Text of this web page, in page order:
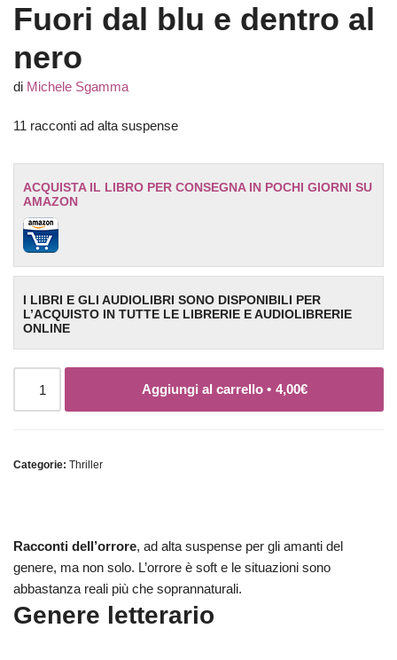
Fuori dal blu e dentro al
nero
di Michele Sgamma
11 racconti ad alta suspense
ACQUISTA IL LIBRO PER CONSEGNA IN POCHI GIORNI SU
AMAZON
I LIBRI E GLI AUDIOLIBRI SONO DISPONIBILI PER
L’ACQUISTO IN TUTTE LE LIBRERIE E AUDIOLIBRERIE
ONLINE
Aggiungi al carrello • 4,00€
Categorie: Thriller
Racconti dell’orrore, ad alta suspense per gli amanti del
genere, ma non solo. L’orrore è soft e le situazioni sono
abbastanza reali più che soprannaturali.
Genere letterario